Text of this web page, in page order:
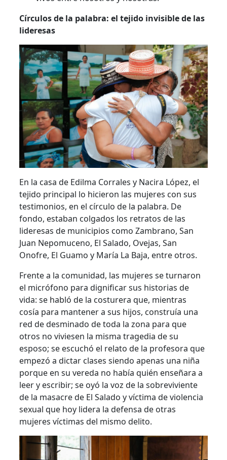
Círculos de la palabra: el tejido invisible de las
lideresas
En la casa de Edilma Corrales y Nacira López, el
tejido principal lo hicieron las mujeres con sus
testimonios, en el círculo de la palabra. De
fondo, estaban colgados los retratos de las
lideresas de municipios como Zambrano, San
Juan Nepomuceno, El Salado, Ovejas, San
Onofre, El Guamo y María La Baja, entre otros.
Frente a la comunidad, las mujeres se turnaron
el micrófono para dignificar sus historias de
vida: se habló de la costurera que, mientras
cosía para mantener a sus hijos, construía una
red de desminado de toda la zona para que
otros no viviesen la misma tragedia de su
esposo; se escuchó el relato de la profesora que
empezó a dictar clases siendo apenas una niña
porque en su vereda no había quién enseñara a
leer y escribir; se oyó la voz de la sobreviviente
de la masacre de El Salado y víctima de violencia
sexual que hoy lidera la defensa de otras
mujeres víctimas del mismo delito.